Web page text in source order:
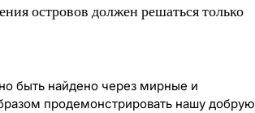
островов должен решаться только
быть найдено через мирные и
продемонстрировать нашу добрую